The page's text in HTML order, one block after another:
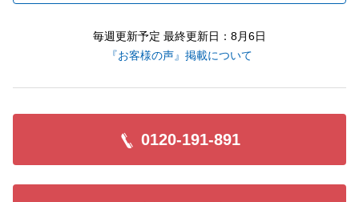
毎週更新予定 最終更新日：8月6日
『お客様の声』掲載について
0120-191-891